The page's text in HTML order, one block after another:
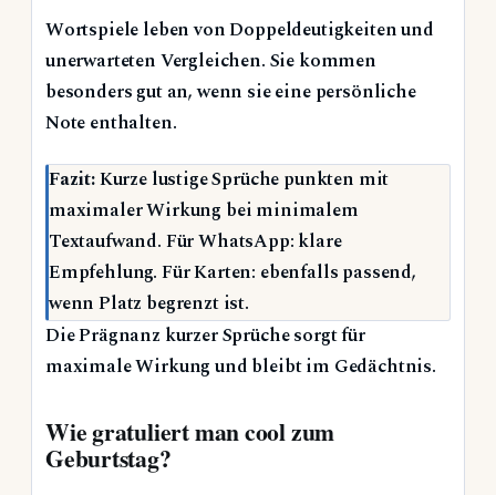
Wortspiele leben von Doppeldeutigkeiten und
unerwarteten Vergleichen. Sie kommen
besonders gut an, wenn sie eine persönliche
Note enthalten.
Fazit:Kurze lustige Sprüche punkten mit
maximaler Wirkung bei minimalem
Textaufwand. Für WhatsApp: klare
Empfehlung. Für Karten: ebenfalls passend,
wenn Platz begrenzt ist.
Die Prägnanz kurzer Sprüche sorgt für
maximale Wirkung und bleibt im Gedächtnis.
Wie gratuliert man cool zum
Geburtstag?